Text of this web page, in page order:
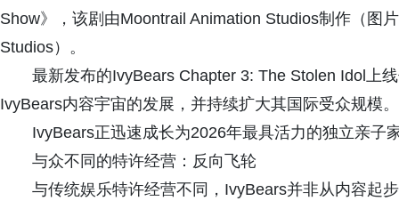
Show》，该剧由Moontrail Animation Studios制作（图
Studios）。
最新发布的IvyBears Chapter 3: The Stolen Idol上
IvyBears内容宇宙的发展，并持续扩大其国际受众规模。
IvyBears正迅速成长为2026年最具活力的独立亲子
与众不同的特许经营：反向飞轮
与传统娱乐特许经营不同，IvyBears并非从内容起